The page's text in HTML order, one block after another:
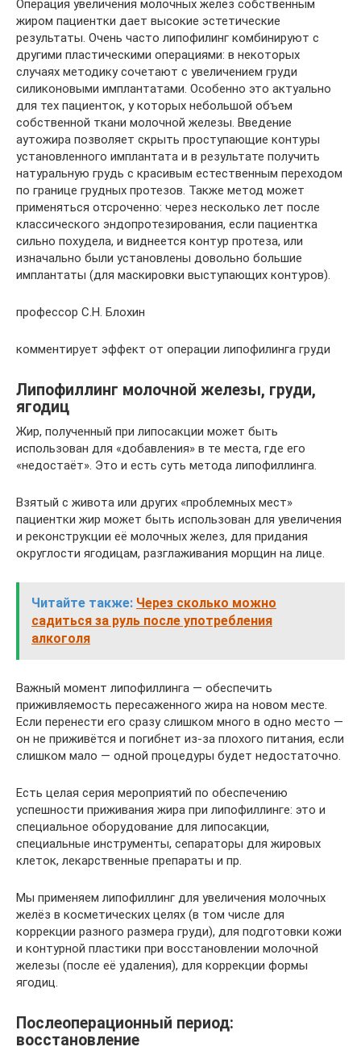
Операция увеличения молочных желез собственным
жиром пациентки дает высокие эстетические
результаты. Очень часто липофилинг комбинируют с
другими пластическими операциями: в некоторых
случаях методику сочетают с увеличением груди
силиконовыми имплантатами. Особенно это актуально
для тех пациенток, у которых небольшой объем
собственной ткани молочной железы. Введение
аутожира позволяет скрыть проступающие контуры
установленного имплантата и в результате получить
натуральную грудь с красивым естественным переходом
по границе грудных протезов. Также метод может
применяться отсроченно: через несколько лет после
классического эндопротезирования, если пациентка
сильно похудела, и виднеется контур протеза, или
изначально были установлены довольно большие
имплантаты (для маскировки выступающих контуров).
профессор С.Н. Блохин
комментирует эффект от операции липофилинга груди
Липофиллинг молочной железы, груди,
ягодиц
Жир, полученный при липосакции может быть
использован для «добавления» в те места, где его
«недостаёт». Это и есть суть метода липофиллинга.
Взятый с живота или других «проблемных мест»
пациентки жир может быть использован для увеличения
и реконструкции её молочных желез, для придания
округлости ягодицам, разглаживания морщин на лице.
Читайте также: Через сколько можно
садиться за руль после употребления
алкоголя
Важный момент липофиллинга — обеспечить
приживляемость пересаженного жира на новом месте.
Если перенести его сразу слишком много в одно место —
он не приживётся и погибнет из-за плохого питания, если
слишком мало — одной процедуры будет недостаточно.
Есть целая серия мероприятий по обеспечению
успешности приживания жира при липофиллинге: это и
специальное оборудование для липосакции,
специальные инструменты, сепараторы для жировых
клеток, лекарственные препараты и пр.
Мы применяем липофиллинг для увеличения молочных
желёз в косметических целях (в том числе для
коррекции разного размера груди), для подготовки кожи
и контурной пластики при восстановлении молочной
железы (после её удаления), для коррекции формы
ягодиц.
Послеоперационный период:
восстановление